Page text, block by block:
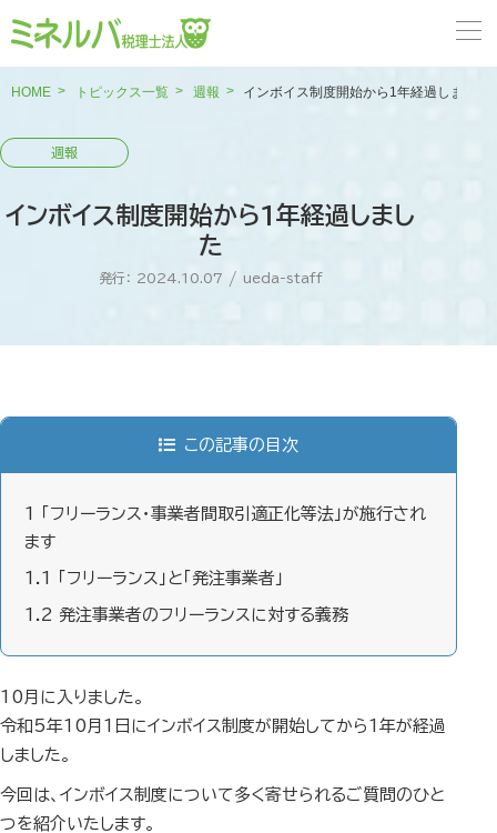
HOME トピックス一覧 週報 インボイス制度開始から1年経過しました
インボイス制度開始から1年経過しまし
た
発行： 2024.10.07 / ueda-staff
この記事の目次
1
「フリーランス・事業者間取引適正化等法」が施行され
ます
1.1 「フリーランス」と「発注事業者」
1.2 発注事業者のフリーランスに対する義務
10月に入りました。
令和5年10月1日にインボイス制度が開始してから1年が経過
しました。
今回は、インボイス制度について多く寄せられるご質問のひと
つを紹介いたします。